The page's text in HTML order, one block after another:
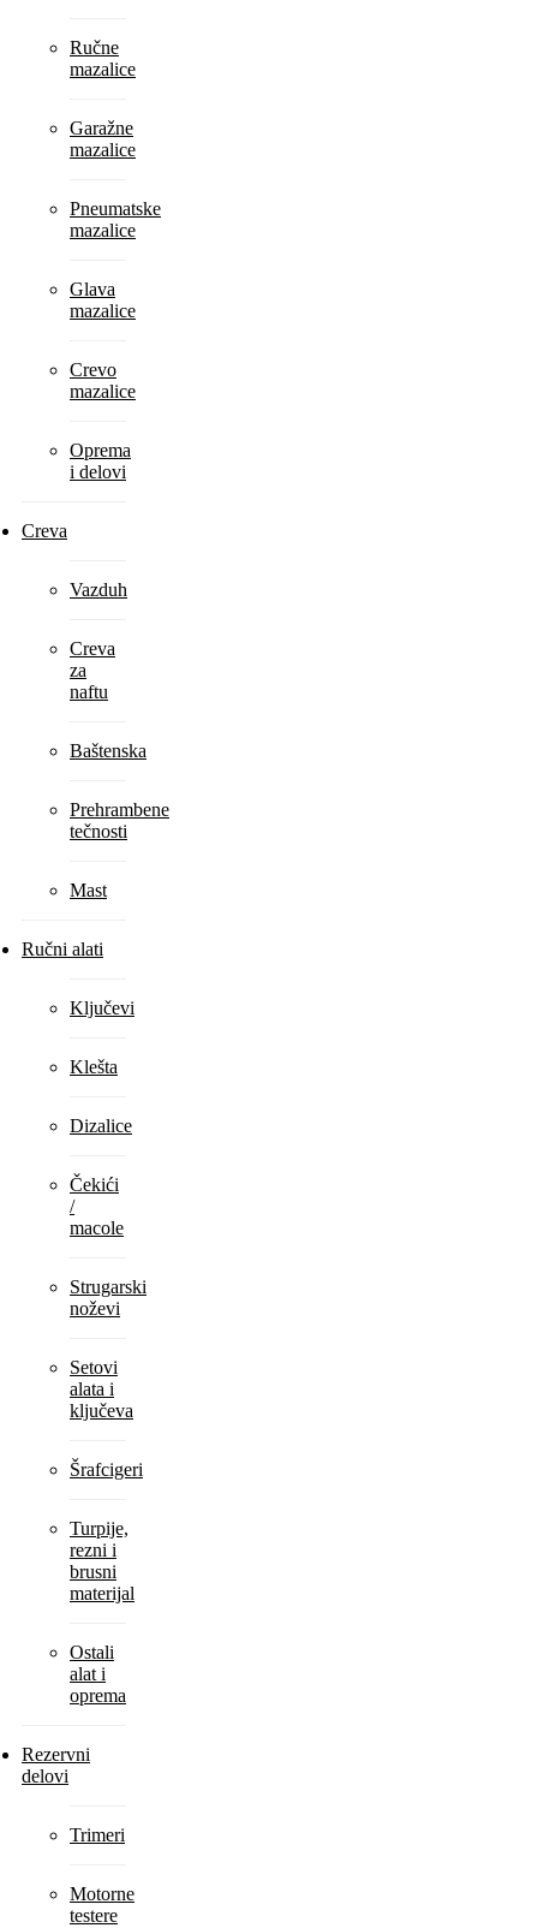
Ručne
mazalice
Garažne
mazalice
Pneumatske
mazalice
Glava
mazalice
Crevo
mazalice
Oprema
i delovi
Creva
Vazduh
Creva
za
naftu
Baštenska
Prehrambene
tečnosti
Mast
Ručni alati
Ključevi
Klešta
Dizalice
Čekići
/
macole
Strugarski
noževi
Setovi
alata i
ključeva
Šrafcigeri
Turpije,
rezni i
brusni
materijal
Ostali
alat i
oprema
Rezervni
delovi
Trimeri
Motorne
testere